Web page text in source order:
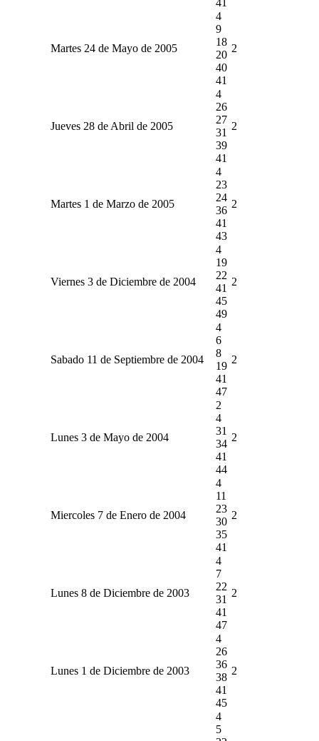
Martes 24 de Mayo de 2005
4
9
18
20
40
41
2
Jueves 28 de Abril de 2005
4
26
27
31
39
41
2
Martes 1 de Marzo de 2005
4
23
24
36
41
43
2
Viernes 3 de Diciembre de 2004
4
19
22
41
45
49
2
Sabado 11 de Septiembre de 2004
4
6
8
19
41
47
2
Lunes 3 de Mayo de 2004
2
4
31
34
41
44
2
Miercoles 7 de Enero de 2004
4
11
23
30
35
41
2
Lunes 8 de Diciembre de 2003
4
7
22
31
41
47
2
Lunes 1 de Diciembre de 2003
4
26
36
38
41
45
2
4
5